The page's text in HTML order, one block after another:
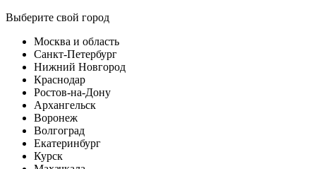
Выберите свой город
Москва и область
Санкт-Петербург
Нижний Новгород
Краснодар
Ростов-на-Дону
Архангельск
Воронеж
Волгоград
Екатеринбург
Курск